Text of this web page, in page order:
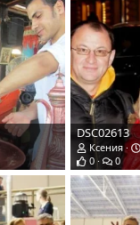
DSC02613
Ксения
0
0